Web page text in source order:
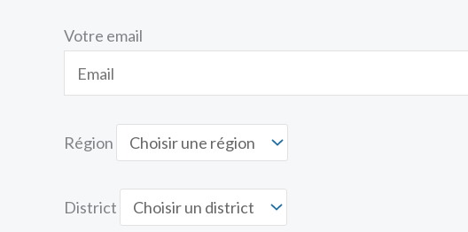
Votre email
Région
District